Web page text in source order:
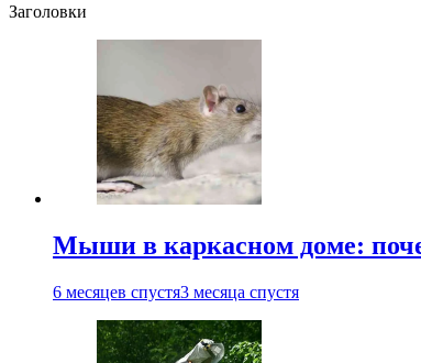
Заголовки
Мыши в каркасном доме:
6 месяцев спустя3 месяца спустя